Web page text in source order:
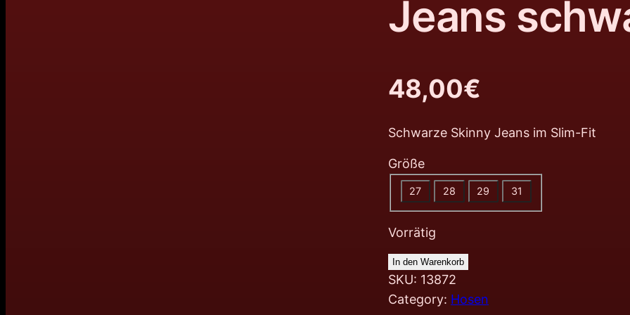
Jeans
48,00€
Schwarze Skinny Jeans im Slim-Fit
Größe
27 28 29 31
Vorrätig
In den Warenkorb
SKU: 13872
Category: Hosen